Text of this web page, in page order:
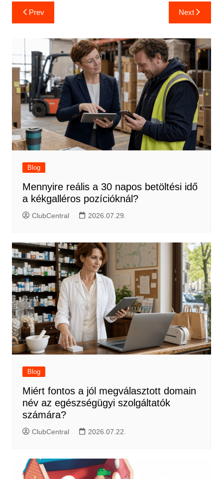
Bejegyzés
navigáció
Prev Next
Blog
Mennyire reális a 30 napos betöltési idő
a kékgalléros pozícióknál?
ClubCentral 2026.07.29.
Blog
Miért fontos a jól megválasztott domain
név az egészségügyi szolgáltatók
számára?
ClubCentral 2026.07.22.